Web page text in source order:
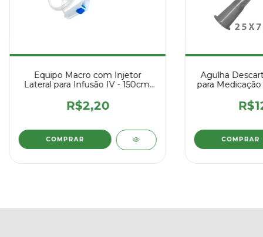
Equipo Macro com Injetor
Lateral para Infusão IV - 150cm,
R$2,20
Agulha
para